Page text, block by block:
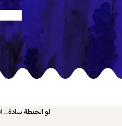
لو الحيطة سادة..